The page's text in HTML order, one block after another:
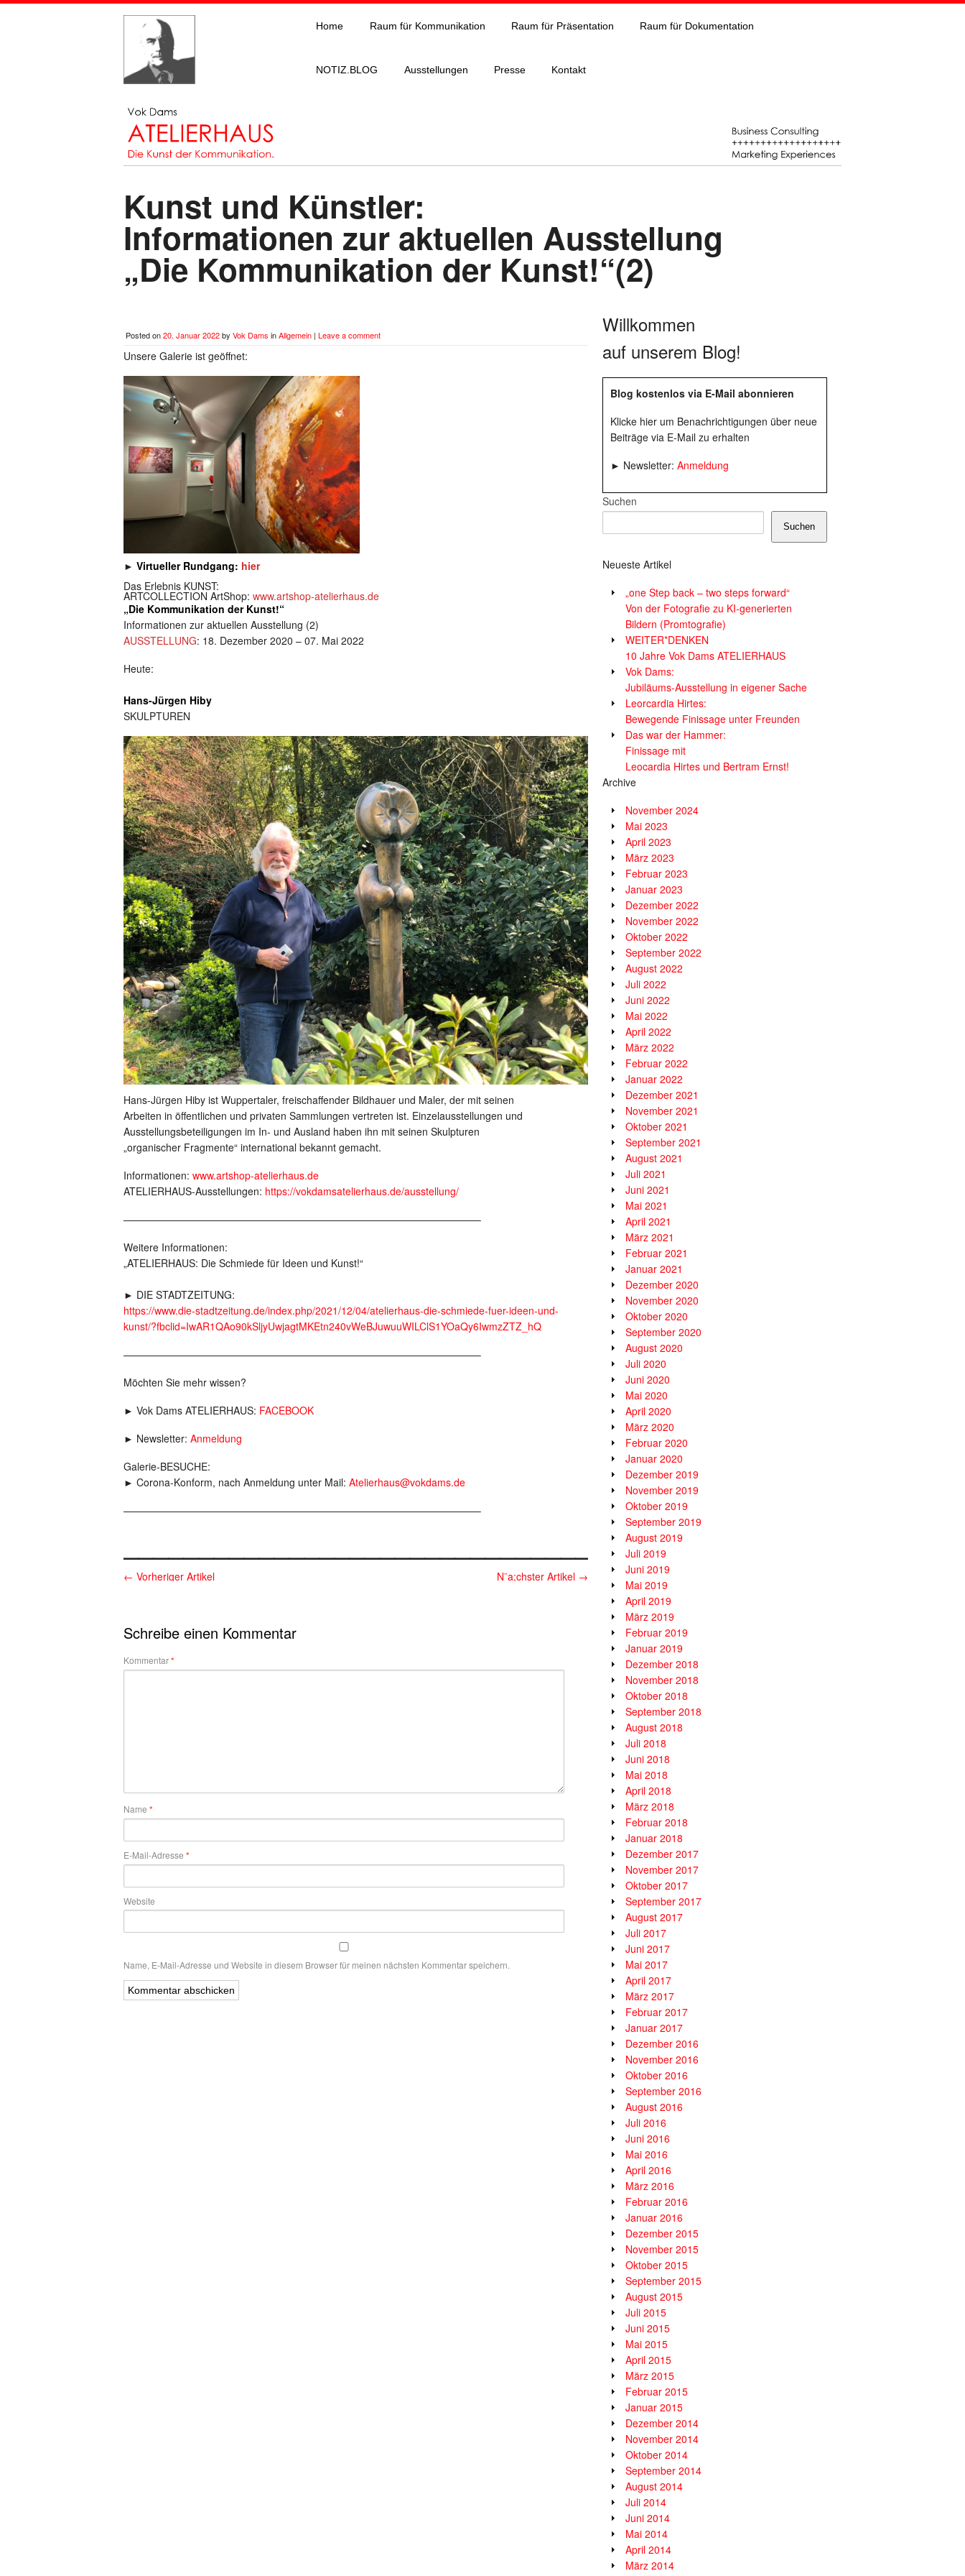
Home Raum für Kommunikation Raum für Präsentation Raum für Dokumentation
NOTIZ.BLOG Ausstellungen Presse Kontakt
Kunst und Künstler:
Informationen zur aktuellen Ausstellung
„Die Kommunikation der Kunst!“(2)
Posted on20. Januar 2022by Vok Dams inAllgemein | Leave a comment
Unsere Galerie ist geöffnet:
► Virtueller Rundgang: hier
Das Erlebnis KUNST:
ARTCOLLECTION ArtShop: www.artshop-atelierhaus.de
„Die Kommunikation der Kunst!“
Informationen zur aktuellen Ausstellung (2)
AUSSTELLUNG: 18. Dezember 2020 – 07. Mai 2022
Heute:
Hans-Jürgen Hiby
SKULPTUREN
Hans-Jürgen Hiby ist Wuppertaler, freischaffender Bildhauer und Maler, der mit seinen
Arbeiten in öffentlichen und privaten Sammlungen vertreten ist. Einzelausstellungen und
Ausstellungsbeteiligungen im In- und Ausland haben ihn mit seinen Skulpturen
„organischer Fragmente“ international bekannt gemacht.
Informationen: www.artshop-atelierhaus.de
ATELIERHAUS-Ausstellungen: https://vokdamsatelierhaus.de/ausstellung/
———————————————————————————————————–
Weitere Informationen:
„ATELIERHAUS: Die Schmiede für Ideen und Kunst!“
► DIE STADTZEITUNG:
https://www.die-stadtzeitung.de/index.php/2021/12/04/atelierhaus-die-schmiede-fuer-ideen-und-
kunst/?fbclid=IwAR1QAo90kSljyUwjagtMKEtn240vWeBJuwuuWILClS1YOaQy6IwmzZTZ_hQ
———————————————————————————————————–
Möchten Sie mehr wissen?
► Vok Dams ATELIERHAUS: FACEBOOK
► Newsletter: Anmeldung
Galerie-BESUCHE:
► Corona-Konform, nach Anmeldung unter Mail: Atelierhaus@vokdams.de
———————————————————————————————————–
← Vorheriger Artikel N¨a;chster Artikel →
Schreibe einen Kommentar
Kommentar*
Name *
E-Mail-Adresse *
Website
Name, E-Mail-Adresse und Website in diesem Browser für meinen nächsten Kommentar speichern.
Willkommen
auf unserem Blog!
Blog kostenlos via E-Mail abonnieren
Klicke hier um Benachrichtigungen über neue
Beiträge via E-Mail zu erhalten
► Newsletter: Anmeldung
Suchen
Suchen
Neueste Artikel
„one Step back – two steps forward“
Von der Fotografie zu KI-generierten
Bildern (Promtografie)
WEITER*DENKEN
10 Jahre Vok Dams ATELIERHAUS
Vok Dams:
Jubiläums-Ausstellung in eigener Sache
Leorcardia Hirtes:
Bewegende Finissage unter Freunden
Das war der Hammer:
Finissage mit
Leocardia Hirtes und Bertram Ernst!
Archive
November 2024
Mai 2023
April 2023
März 2023
Februar 2023
Januar 2023
Dezember 2022
November 2022
Oktober 2022
September 2022
August 2022
Juli 2022
Juni 2022
Mai 2022
April 2022
März 2022
Februar 2022
Januar 2022
Dezember 2021
November 2021
Oktober 2021
September 2021
August 2021
Juli 2021
Juni 2021
Mai 2021
April 2021
März 2021
Februar 2021
Januar 2021
Dezember 2020
November 2020
Oktober 2020
September 2020
August 2020
Juli 2020
Juni 2020
Mai 2020
April 2020
März 2020
Februar 2020
Januar 2020
Dezember 2019
November 2019
Oktober 2019
September 2019
August 2019
Juli 2019
Juni 2019
Mai 2019
April 2019
März 2019
Februar 2019
Januar 2019
Dezember 2018
November 2018
Oktober 2018
September 2018
August 2018
Juli 2018
Juni 2018
Mai 2018
April 2018
März 2018
Februar 2018
Januar 2018
Dezember 2017
November 2017
Oktober 2017
September 2017
August 2017
Juli 2017
Juni 2017
Mai 2017
April 2017
März 2017
Februar 2017
Januar 2017
Dezember 2016
November 2016
Oktober 2016
September 2016
August 2016
Juli 2016
Juni 2016
Mai 2016
April 2016
März 2016
Februar 2016
Januar 2016
Dezember 2015
November 2015
Oktober 2015
September 2015
August 2015
Juli 2015
Juni 2015
Mai 2015
April 2015
März 2015
Februar 2015
Januar 2015
Dezember 2014
November 2014
Oktober 2014
September 2014
August 2014
Juli 2014
Juni 2014
Mai 2014
April 2014
März 2014